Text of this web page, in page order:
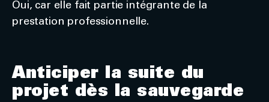
Oui, car elle fait partie intégrante de la
prestation professionnelle.
Anticiper la suite du
projet dès la sauvegarde